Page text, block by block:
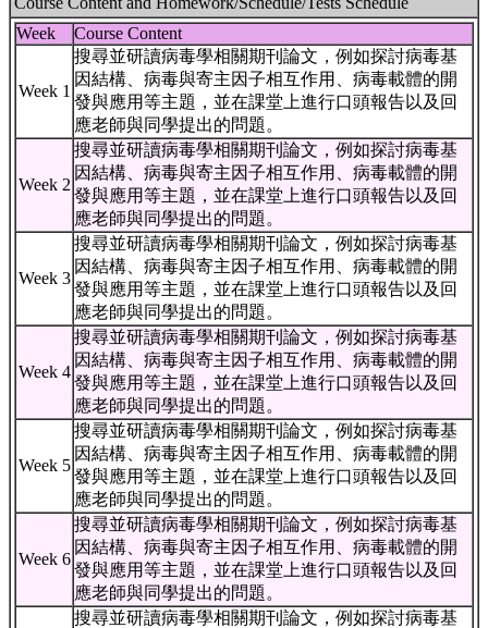
Week
Course Content
Week 1
搜尋並研讀病毒學相關期刊論文，例如探討病毒基
因結構、病毒與寄主因子相互作用、病毒載體的開
發與應用等主題，並在課堂上進行口頭報告以及回
應老師與同學提出的問題。
Week 2
搜尋並研讀病毒學相關期刊論文，例如探討病毒基
因結構、病毒與寄主因子相互作用、病毒載體的開
發與應用等主題，並在課堂上進行口頭報告以及回
應老師與同學提出的問題。
Week 3
搜尋並研讀病毒學相關期刊論文，例如探討病毒基
因結構、病毒與寄主因子相互作用、病毒載體的開
發與應用等主題，並在課堂上進行口頭報告以及回
應老師與同學提出的問題。
Week 4
搜尋並研讀病毒學相關期刊論文，例如探討病毒基
因結構、病毒與寄主因子相互作用、病毒載體的開
發與應用等主題，並在課堂上進行口頭報告以及回
應老師與同學提出的問題。
Week 5
搜尋並研讀病毒學相關期刊論文，例如探討病毒基
因結構、病毒與寄主因子相互作用、病毒載體的開
發與應用等主題，並在課堂上進行口頭報告以及回
應老師與同學提出的問題。
Week 6
搜尋並研讀病毒學相關期刊論文，例如探討病毒基
因結構、病毒與寄主因子相互作用、病毒載體的開
發與應用等主題，並在課堂上進行口頭報告以及回
應老師與同學提出的問題。
搜尋並研讀病毒學相關期刊論文，例如探討病毒基